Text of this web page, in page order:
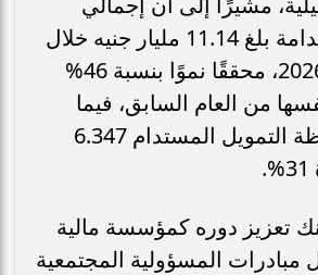
التمويلات المستدامة بلغ 11.14 مليار جنيه خلال
الربع الأول من 2026، محققًا نموًا بنسبة 46%
من العام السابق، فيما
بلغت قيمة محفظة التمويل المستدام 6.347
تعزيز دوره كمؤسسة مالية
المسؤولية المجتمعية